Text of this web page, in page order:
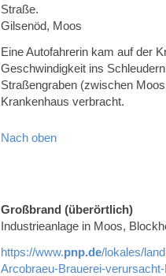
Straße.
Gilsenöd, Moos
Eine Autofahrerin kam auf der
Geschwindigkeit ins
Straßengraben (zwischen
Krankenhaus verbracht.
Nach oben
Großbrand (überörtlich)
Industrieanlage in Moos,
https://www.pnp.de/lokales/
Arcobraeu-Brauerei-